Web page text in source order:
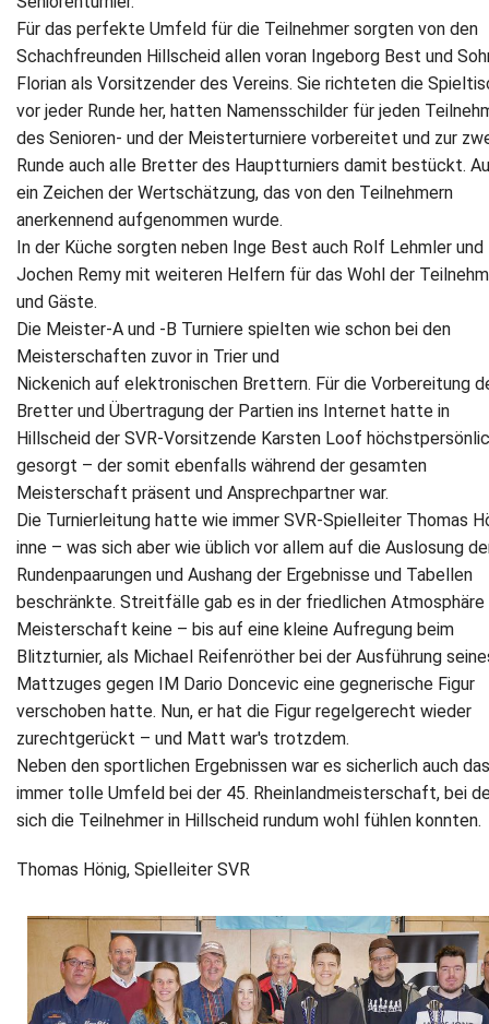
Für das perfekte Umfeld für die Teilnehmer sorgten von den
Schachfreunden Hillscheid allen voran Ingeborg Best und
Florian als Vorsitzender des Vereins. Sie richteten die
vor jeder Runde her, hatten Namensschilder für jeden
des Senioren- und der Meisterturniere vorbereitet und zur
Runde auch alle Bretter des Hauptturniers damit bestückt.
ein Zeichen der Wertschätzung, das von den Teilnehmern
anerkennend aufgenommen wurde.
In der Küche sorgten neben Inge Best auch Rolf Lehmler und
Jochen Remy mit weiteren Helfern für das Wohl der
und Gäste.
Die Meister-A und -B Turniere spielten wie schon bei den
Meisterschaften zuvor in Trier und
Nickenich auf elektronischen Brettern. Für die Vorbereitung
Bretter und Übertragung der Partien ins Internet hatte in
Hillscheid der SVR-Vorsitzende Karsten Loof
gesorgt – der somit ebenfalls während der gesamten
Meisterschaft präsent und Ansprechpartner war.
Die Turnierleitung hatte wie immer SVR-Spielleiter Thomas
inne – was sich aber wie üblich vor allem auf die Auslosung
Rundenpaarungen und Aushang der Ergebnisse und Tabellen
beschränkte. Streitfälle gab es in der friedlichen Atmosphäre
Meisterschaft keine – bis auf eine kleine Aufregung beim
Blitzturnier, als Michael Reifenröther bei der Ausführung
Mattzuges gegen IM Dario Doncevic eine gegnerische Figur
verschoben hatte. Nun, er hat die Figur regelgerecht wieder
zurechtgerückt – und Matt war's trotzdem.
Neben den sportlichen Ergebnissen war es sicherlich auch
immer tolle Umfeld bei der 45. Rheinlandmeisterschaft, bei
sich die Teilnehmer in Hillscheid rundum wohl fühlen konnten.
Thomas Hönig, Spielleiter SVR